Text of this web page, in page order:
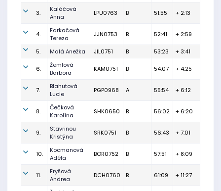
3.
Kaláčová
Anna
LPU0763 B 51:55 + 2:13
4.
Farkačová
Tereza
JJN0753 B 52:41 + 2:59
5. Malá Anežka JIL0751 B 53:23 + 3:41
6.
Žemlová
Barbora
KAM0751 B 54:07 + 4:25
7.
Blahutová
Lucie
PGP0968 A 55:54 + 6:12
8.
Čečková
Karolína
SHK0650 B 56:02 + 6:20
9.
Stavrinou
Kristýna
SRK0751 B 56:43 + 7:01
10.
Kocmanová
Adéla
BOR0752 B 57:51 + 8:09
11.
Fryšová
Andrea
DCH0760 B 61:09 + 11:27